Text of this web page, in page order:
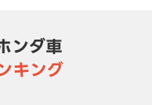
ンダ車
キング